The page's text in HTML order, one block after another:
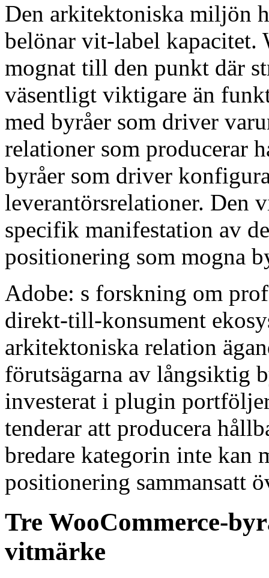
Den arkitektoniska miljön
belönar vit-label kapacitet.
mognat till den punkt där
väsentligt viktigare än
med byråer som driver
relationer som producerar
byråer som driver
leverantörsrelationer. Den
specifik manifestation av
positionering som mogna
Adobe: s forskning om
direkt-till-konsument
arkitektoniska relation
förutsägarna av långsiktig
investerat i plugin
tenderar att producera
bredare kategorin inte kan
positionering sammansatt
Tre WooCommerce-
vitmärke